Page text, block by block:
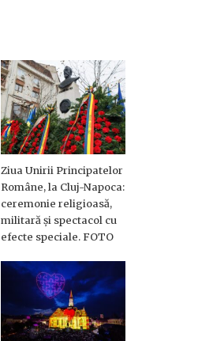
Ziua Unirii Principatelor
Române, la Cluj-Napoca:
ceremonie religioasă,
militară și spectacol cu
efecte speciale. FOTO